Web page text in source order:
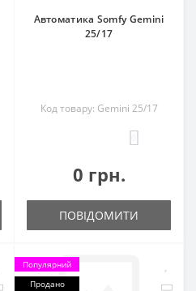
Автоматика Somfy Gemini
25/17
Код товару: Gemini 25/17
0 грн.
ПОВІДОМИТИ
Популярний
Продано